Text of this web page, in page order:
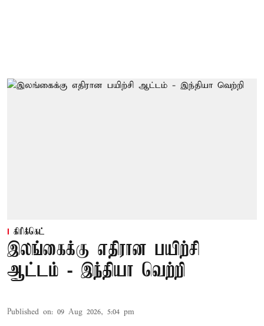
கிரிக்கெட்
இலங்கைக்கு எதிரான பயிற்சி
ஆட்டம் - இந்தியா வெற்றி
Published on: 09 Aug 2026, 5:04 pm